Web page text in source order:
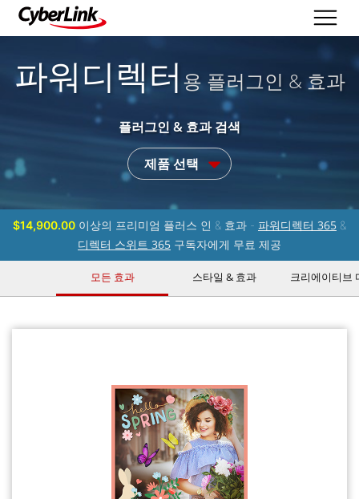
파워디렉터 용 플러그인 & 효과
플러그인 & 효과 검색
제품 선택
$14,900.00 이상의 프리미엄 플러스 인 & 효과 - 파워디렉터 365 &
디렉터 스위트 365 구독자에게 무료 제공
모든 효과 스타일 & 효과 크리에이티브